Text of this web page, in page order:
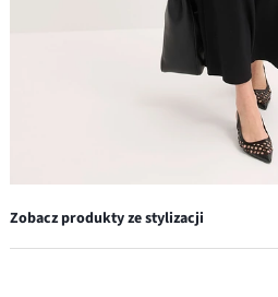
Zobacz produkty ze stylizacji